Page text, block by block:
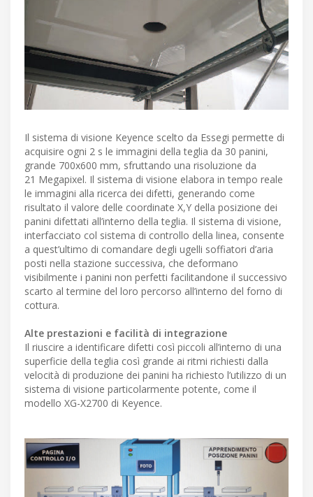
Il sistema di visione Keyence scelto da Essegi permette di
acquisire ogni 2 s le immagini della teglia da 30 panini,
grande 700x600 mm, sfruttando una risoluzione da
21 Megapixel. Il sistema di visione elabora in tempo reale
le immagini alla ricerca dei difetti, generando come
risultato il valore delle coordinate X,Y della posizione dei
panini difettati all’interno della teglia. Il sistema di visione,
interfacciato col sistema di controllo della linea, consente
a quest’ultimo di comandare degli ugelli soffiatori d’aria
posti nella stazione successiva, che deformano
visibilmente i panini non perfetti facilitandone il successivo
scarto al termine del loro percorso all’interno del forno di
cottura.
Alte prestazioni e facilità di integrazione
Il riuscire a identificare difetti così piccoli all’interno di una
superficie della teglia così grande ai ritmi richiesti dalla
velocità di produzione dei panini ha richiesto l’utilizzo di un
sistema di visione particolarmente potente, come il
modello XG-X2700 di Keyence.